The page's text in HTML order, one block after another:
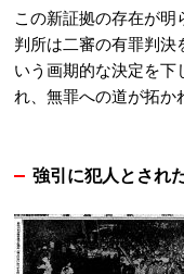
この新証拠の存在が
判所は二審の有罪判決
いう画期的な決定を下
れ、無罪への道が拓か
強引に犯人とされ